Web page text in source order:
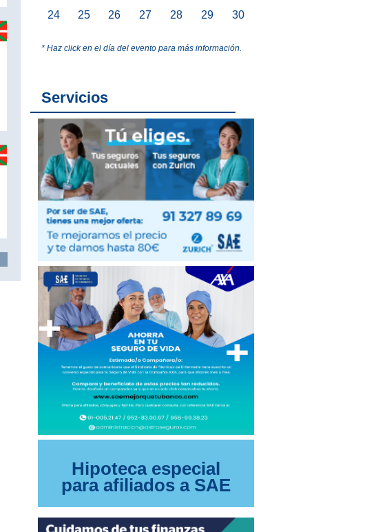
24 25 26 27 28 29 30
* Haz click en el día del evento para más información.
Servicios
Hipoteca especial
para afiliados a SAE